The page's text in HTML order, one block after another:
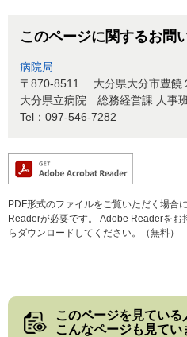
このページに関するお問
病院局
〒870-8511
大分県大分市豊饒
大分県立病院 総務経営課 人事
Tel：097-546-7282
PDF形式のファイルをご覧いただく場合
Readerが必要です。
Adobe Readerをお
らダウンロードしてください。（無料）
このページを見ている
こんなページも見てい